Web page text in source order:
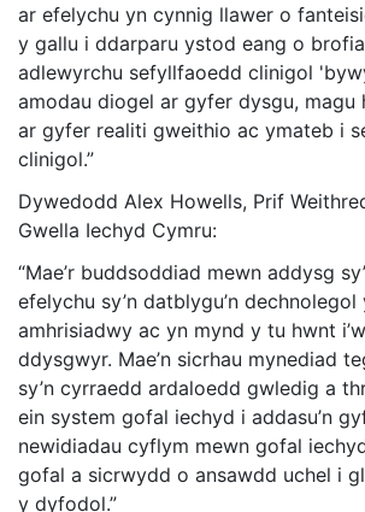
ar efelychu yn cynnig llawer o
y gallu i ddarparu ystod eang o
adlewyrchu sefyllfaoedd clinigol
amodau diogel ar gyfer dysgu, magu
ar gyfer realiti gweithio ac ymateb i
clinigol.”
Dywedodd Alex Howells, Prif
Gwella Iechyd Cymru:
“Mae’r buddsoddiad mewn addysg
efelychu sy’n datblygu’n
amhrisiadwy ac yn mynd y tu hwnt
ddysgwyr. Mae’n sicrhau mynediad
sy’n cyrraedd ardaloedd gwledig a
ein system gofal iechyd i addasu’n
newidiadau cyflym mewn gofal
gofal a sicrwydd o ansawdd uchel i
y dyfodol.”